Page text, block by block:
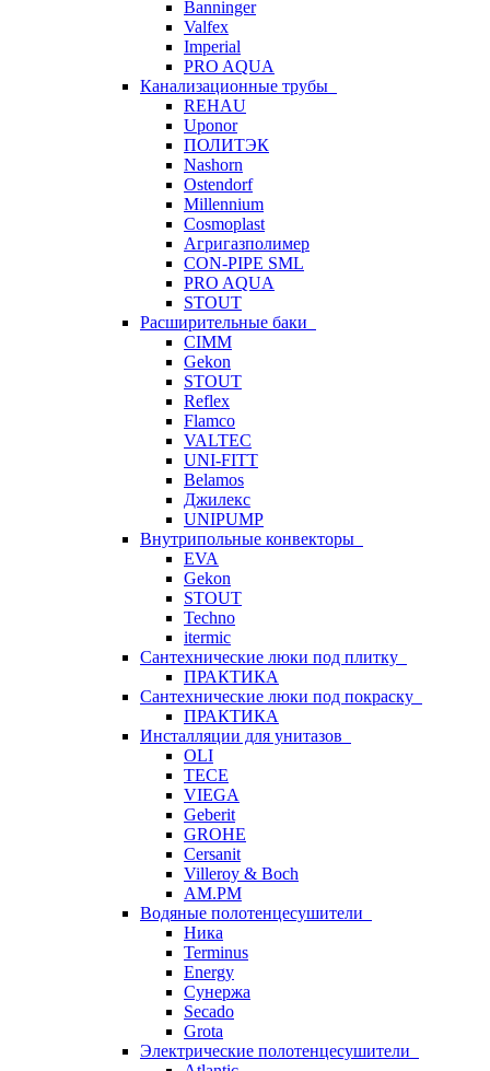
Banninger
Valfex
Imperial
PRO AQUA
Канализационные трубы
REHAU
Uponor
ПОЛИТЭК
Nashorn
Ostendorf
Millennium
Cosmoplast
Агригазполимер
CON-PIPE SML
PRO AQUA
STOUT
Расширительные баки
CIMM
Gekon
STOUT
Reflex
Flamco
VALTEC
UNI-FITT
Belamos
Джилекс
UNIPUMP
Внутрипольные конвекторы
EVA
Gekon
STOUT
Techno
itermic
Сантехнические люки под плитку
ПРАКТИКА
Сантехнические люки под покраску
ПРАКТИКА
Инсталляции для унитазов
OLI
TECE
VIEGA
Geberit
GROHE
Cersanit
Villeroy & Boch
AM.PM
Водяные полотенцесушители
Ника
Terminus
Energy
Сунержа
Secado
Grota
Электрические полотенцесушители